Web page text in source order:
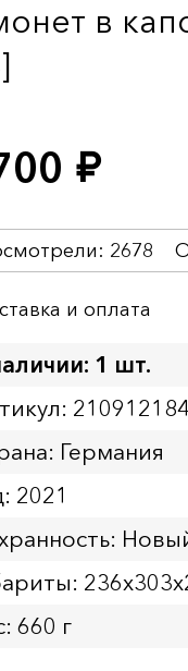
в
руб.
2678
и оплата
1 шт.
Германия
2021
660 г